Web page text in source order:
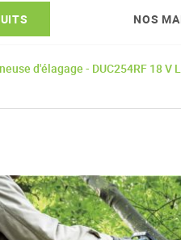
NOS
d'élagage - DUC254RF 18